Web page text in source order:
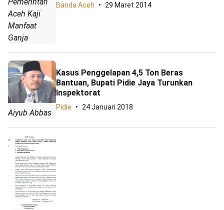
Pemerintah
Aceh Kaji
Manfaat
Ganja
Banda Aceh 29 Maret 2014
Aiyub Abbas
Kasus Penggelapan 4,5 Ton Beras
Bantuan, Bupati Pidie Jaya Turunkan
Inspektorat
Pidie 24 Januari 2018